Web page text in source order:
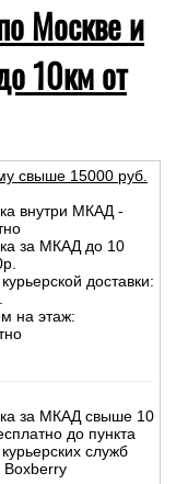
Москве и
10км от
свыше 15000 руб.
внутри МКАД -
за МКАД до 10
доставки:
на этаж:
за МКАД свыше 10
до пункта
служб
Boxberry